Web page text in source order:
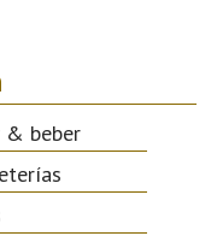
& beber